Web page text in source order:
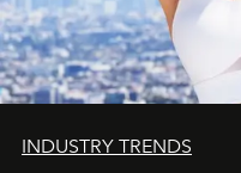
INDUSTRY TRENDS